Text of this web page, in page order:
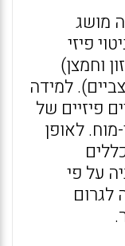
מושג
פיזי
וחמצן)
למידה
פיזיים של
לאופן
על פי
לגרום